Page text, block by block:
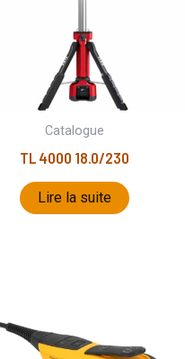
Catalogue
TL 4000 18.0/230
Lire la suite